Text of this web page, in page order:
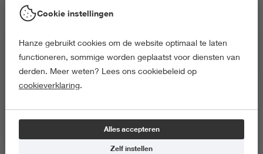
professionals en organisaties
Samenwerken met de Hanze
De Hanze werkt intensief samen met bedrijven en
organisaties
Cookie instellingen
Hanze gebruikt cookies om de website optimaal te laten
functioneren, sommige worden geplaatst voor diensten van
derden. Meer weten? Lees ons cookiebeleid op
cookieverklaring.
Alles accepteren
Zelf instellen